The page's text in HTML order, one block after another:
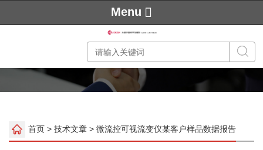
Menu
首页 > 技术文章 > 微流控可视流变仪某客户样品数据报告